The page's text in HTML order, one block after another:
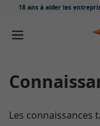
18 ans à aider les
Passer au
Les connaissances